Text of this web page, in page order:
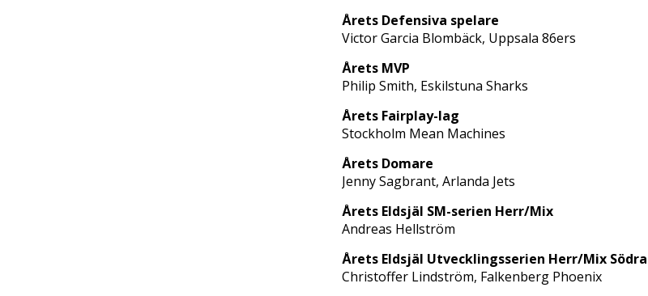
Årets Defensiva spelare
Victor Garcia Blombäck, Uppsala 86ers
Årets MVP
Philip Smith, Eskilstuna Sharks
Årets Fairplay-lag
Stockholm Mean Machines
Årets Domare
Jenny Sagbrant, Arlanda Jets
Årets Eldsjäl SM-serien Herr/Mix
Andreas Hellström
Årets Eldsjäl Utvecklingsserien Herr/Mix Södra
Christoffer Lindström, Falkenberg Phoenix